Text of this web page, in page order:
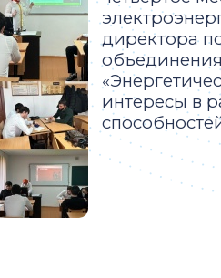
директора
интересы в